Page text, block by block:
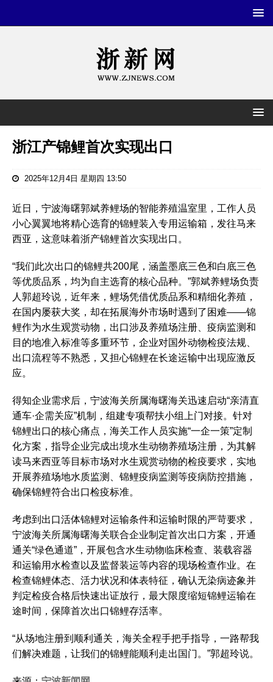
浙江产锦鲤首次实现出口
2025年12月4日 星期四 13:50
近日，宁波海曙郭斌养鲤场的智能养殖温室里，工作人员
小心翼翼地将精心选育的锦鲤装入专用运输箱，发往马来
西亚，这意味着浙产锦鲤首次实现出口。
“我们此次出口的锦鲤共200尾，涵盖墨底三色和白底三色
等优质品系，均为自主选育的核心品种。”郭斌养鲤场负责
人郭超玲说，近年来，鲤场凭借优质品系和精细化养殖，
在国内屡获大奖，却在拓展海外市场时遇到了困难——锦
鲤作为水生观赏动物，出口涉及养殖场注册、疫病监测和
目的地准入标准等多重环节，企业对国外动物检疫法规、
出口流程等不熟悉，又担心锦鲤在长途运输中出现应激反
应。
得知企业需求后，宁波海关所属海曙海关迅速启动“亲清直
通车·企需关应”机制，组建专项帮扶小组上门对接。针对
锦鲤出口的核心痛点，海关工作人员实施“一企一策”定制
化方案，指导企业完成出境水生动物养殖场注册，为其解
读马来西亚等目标市场对水生观赏动物的检疫要求，实地
开展养殖场地水质监测、锦鲤疫病监测等疫病防控措施，
确保锦鲤符合出口检疫标准。
考虑到出口活体锦鲤对运输条件和运输时限的严苛要求，
宁波海关所属海曙海关联合企业制定首次出口方案，开通
通关“绿色通道”，开展包含水生动物临床检查、装载容器
和运输用水检查以及监督装运等内容的现场检查作业。在
检查锦鲤体态、活力状况和体表特征，确认无染病迹象并
判定检疫合格后快速出证放行，最大限度缩短锦鲤运输在
途时间，保障首次出口锦鲤存活率。
“从场地注册到顺利通关，海关全程手把手指导，一路帮我
们解决难题，让我们的锦鲤能顺利走出国门。”郭超玲说。